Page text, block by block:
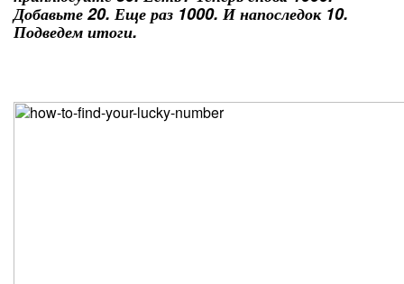
Добавьте 20. Еще раз 1000. И напоследок 10.
Подведем итоги.